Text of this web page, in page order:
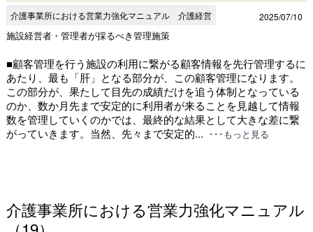
介護事業所における営業力強化マニュアル 介護経営 2025/07/10
施設経営者・管理者が採るべき管理施策
■顧客管理を行う施設の利用に繋がる顧客情報を先行管理するに
あたり、最も「肝」となる部分が、この顧客管理になります。
この部分が、果たして目先の成績だけを追う体制となっている
のか、数か月先まで安定的に利用者が来ることを見越して情報
数を管理していくのかでは、最終的な結果として大きな差に繋
がっていきます。当然、先々まで安定的... ･･･もっと見る
介護事業所における営業力強化マニュアル